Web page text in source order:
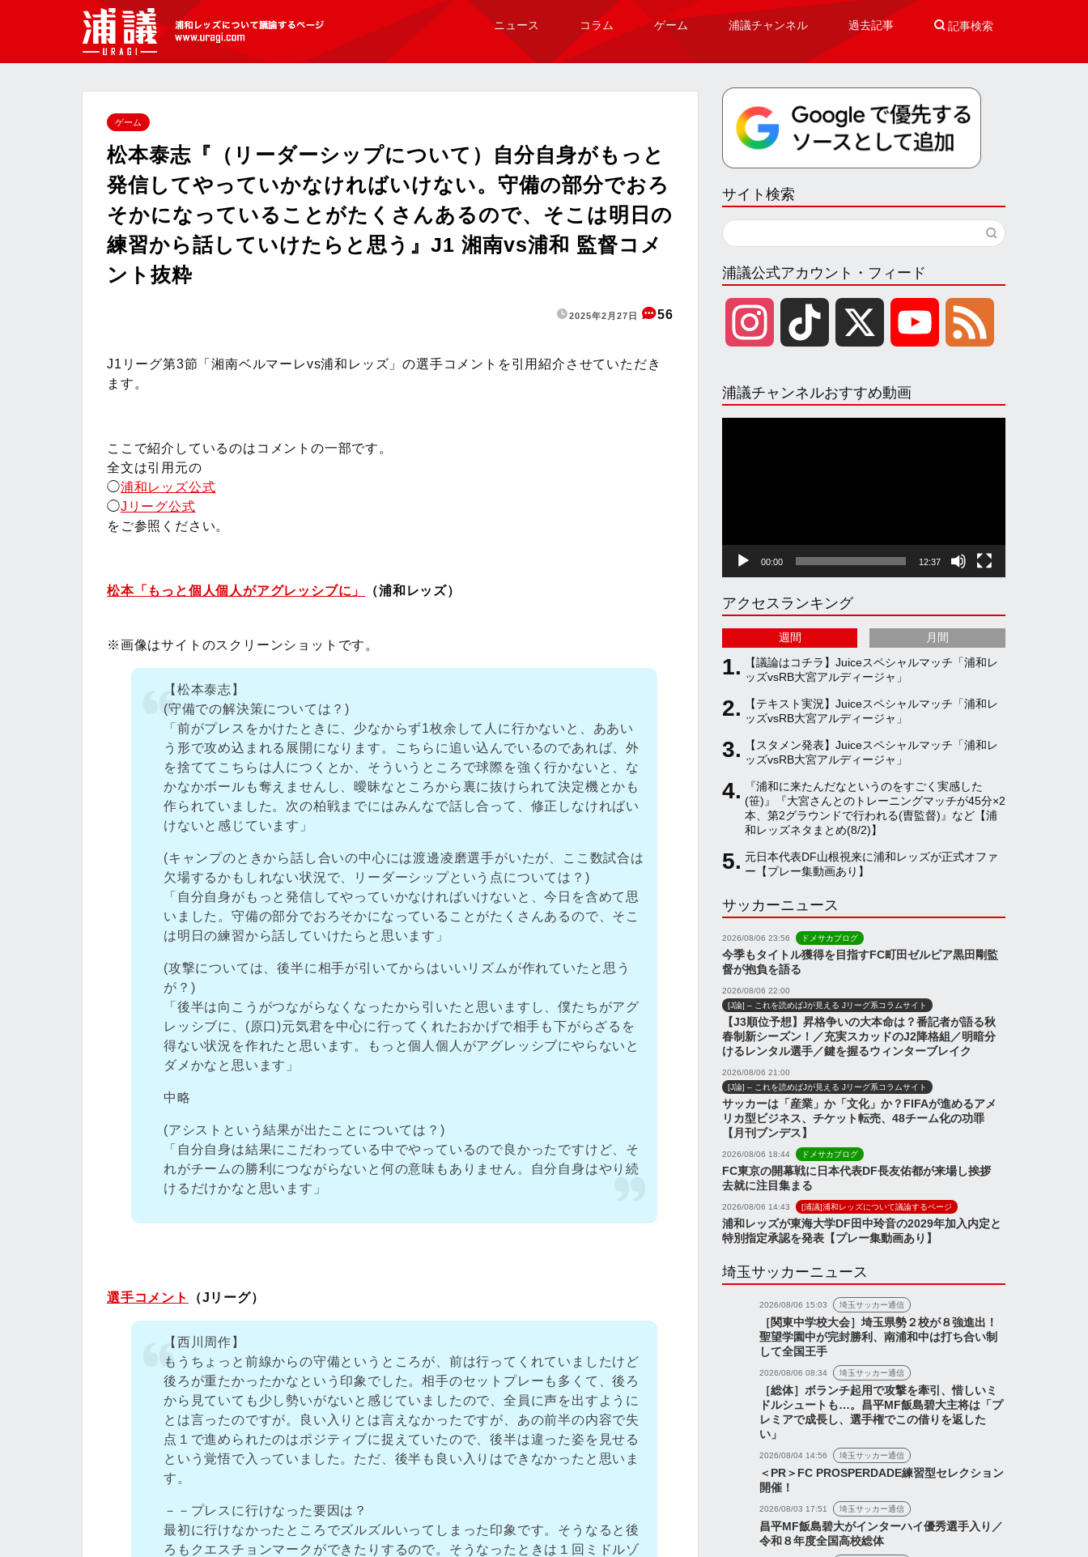
[浦議]浦和レッズについて議論するペ
ニュース コラム ゲーム 浦議チャンネル 過去記事  記事検索
ゲーム
松本泰志『（リーダーシップについて）自分自身がもっと
発信してやっていかなければいけない。守備の部分でおろ
そかになっていることがたくさんあるので、そこは明日の
練習から話していけたらと思う』J1 湘南vs浦和 監督コメ
ント抜粋
2025年2月27日 56
J1リーグ第3節「湘南ベルマーレvs浦和レッズ」の選手コメントを引用紹介させていただき
ます。
ここで紹介しているのはコメントの一部です。
全文は引用元の
◯浦和レッズ公式
◯Jリーグ公式
をご参照ください。
松本「もっと個人個人がアグレッシブに」 （浦和レッズ）
※画像はサイトのスクリーンショットです。
【松本泰志】
(守備での解決策については？)
「前がプレスをかけたときに、少なからず1枚余して人に行かないと、ああい
う形で攻め込まれる展開になります。こちらに追い込んでいるのであれば、外
を捨ててこちらは人につくとか、そういうところで球際を強く行かないと、な
かなかボールも奪えませんし、曖昧なところから裏に抜けられて決定機とかも
作られていました。次の柏戦までにはみんなで話し合って、修正しなければい
けないと感じています」
(キャンプのときから話し合いの中心には渡邊凌磨選手がいたが、ここ数試合は
欠場するかもしれない状況で、リーダーシップという点については？)
「自分自身がもっと発信してやっていかなければいけないと、今日を含めて思
いました。守備の部分でおろそかになっていることがたくさんあるので、そこ
は明日の練習から話していけたらと思います」
(攻撃については、後半に相手が引いてからはいいリズムが作れていたと思う
が？)
「後半は向こうがつながらなくなったから引いたと思いますし、僕たちがアグ
レッシブに、(原口)元気君を中心に行ってくれたおかげで相手も下がらざるを
得ない状況を作れたと思います。もっと個人個人がアグレッシブにやらないと
ダメかなと思います」
中略
(アシストという結果が出たことについては？)
「自分自身は結果にこだわっている中でやっているので良かったですけど、そ
れがチームの勝利につながらないと何の意味もありません。自分自身はやり続
けるだけかなと思います」
選手コメント （Jリーグ）
【西川周作】
もうちょっと前線からの守備というところが、前は行ってくれていましたけど
後ろが重たかったかなという印象でした。相手のセットプレーも多くて、後ろ
から見ていても少し勢いがないと感じていましたので、全員に声を出すように
とは言ったのですが。良い入りとは言えなかったですが、あの前半の内容で失
点１で進められたのはポジティブに捉えていたので、後半は違った姿を見せる
という覚悟で入っていました。ただ、後半も良い入りはできなかったと思いま
す。
－－プレスに行けなった要因は？
最初に行けなかったところでズルズルいってしまった印象です。そうなると後
ろもクエスチョンマークができたりするので。そうなったときは１回ミドルゾ
サイト検索
浦議公式アカウント・フィード
s
g
r
a
m
k
k
u
b
e
C
h
n
n
l
e
浦議チャンネルおすすめ動画
00:00 12:37
アクセスランキング
週間 月間
【議論はコチラ】Juiceスペシャルマッチ「浦和レ
ッズvsRB大宮アルディージャ」
【テキスト実況】Juiceスペシャルマッチ「浦和レ
ッズvsRB大宮アルディージャ」
【スタメン発表】Juiceスペシャルマッチ「浦和レ
ッズvsRB大宮アルディージャ」
『浦和に来たんだなというのをすごく実感した
(笹)』『大宮さんとのトレーニングマッチが45分×2
本、第2グラウンドで行われる(曺監督)』など【浦
和レッズネタまとめ(8/2)】
元日本代表DF山根視来に浦和レッズが正式オファ
ー【プレー集動画あり】
サッカーニュース
2026/08/06 23:56 ドメサカブログ
今季もタイトル獲得を目指すFC町田ゼルビア黒田剛監
督が抱負を語る
2026/08/06 22:00
[J論] – これを読めばJが見える Jリーグ系コラムサイト
【J3順位予想】昇格争いの大本命は？番記者が語る秋
春制新シーズン！／充実スカッドのJ2降格組／明暗分
けるレンタル選手／鍵を握るウィンターブレイク
2026/08/06 21:00
[J論] – これを読めばJが見える Jリーグ系コラムサイト
サッカーは「産業」か「文化」か？FIFAが進めるアメ
リカ型ビジネス、チケット転売、48チーム化の功罪
【月刊ブンデス】
2026/08/06 18:44 ドメサカブログ
FC東京の開幕戦に日本代表DF長友佑都が来場し挨拶
去就に注目集まる
2026/08/06 14:43 [浦議]浦和レッズについて議論するページ
浦和レッズが東海大学DF田中玲音の2029年加入内定と
特別指定承認を発表【プレー集動画あり】
埼玉サッカーニュース
2026/08/06 15:03 埼玉サッカー通信
［関東中学校大会］埼玉県勢２校が８強進出！
聖望学園中が完封勝利、南浦和中は打ち合い制
して全国王手
2026/08/06 08:34 埼玉サッカー通信
［総体］ボランチ起用で攻撃を牽引、惜しいミ
ドルシュートも…。昌平MF飯島碧大主将は「プ
レミアで成長し、選手権でこの借りを返した
い」
2026/08/04 14:56 埼玉サッカー通信
＜PR＞FC PROSPERDADE練習型セレクション
開催！
2026/08/03 17:51 埼玉サッカー通信
昌平MF飯島碧大がインターハイ優秀選手入り／
令和８年度全国高校総体